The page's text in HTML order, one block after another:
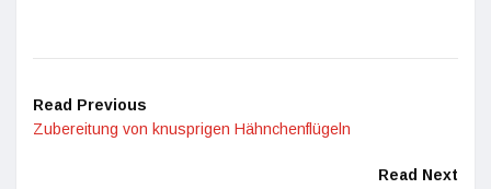
Read Previous
Zubereitung von knusprigen Hähnchenflügeln
Read Next